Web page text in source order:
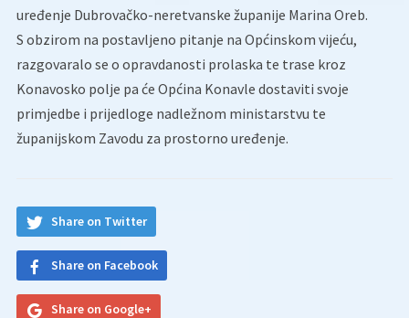
uređenje Dubrovačko-neretvanske županije Marina Oreb.
S obzirom na postavljeno pitanje na Općinskom vijeću,
razgovaralo se o opravdanosti prolaska te trase kroz
Konavosko polje pa će Općina Konavle dostaviti svoje
primjedbe i prijedloge nadležnom ministarstvu te
županijskom Zavodu za prostorno uređenje.
Share on Twitter
Share on Facebook
Share on Google+